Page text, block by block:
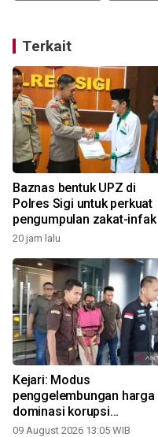
Terkait
Baznas bentuk UPZ di
Polres Sigi untuk perkuat
pengumpulan zakat-infak
20 jam lalu
Kejari: Modus
penggelembungan harga
dominasi korupsi
pengadaan barang jasa di
09 August 2026 13:05 WIB